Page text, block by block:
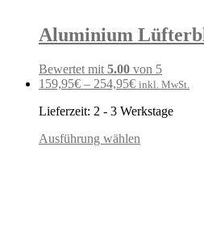
Aluminium
Bewertet mit 5.00 von 5
159,95€ – 254,95€ inkl. MwSt.
Lieferzeit: 2 - 3 Werkstage
Ausführung wählen